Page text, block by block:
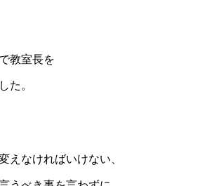
教室長を
た。
えなければいけない、